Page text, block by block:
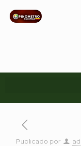
Publicado por